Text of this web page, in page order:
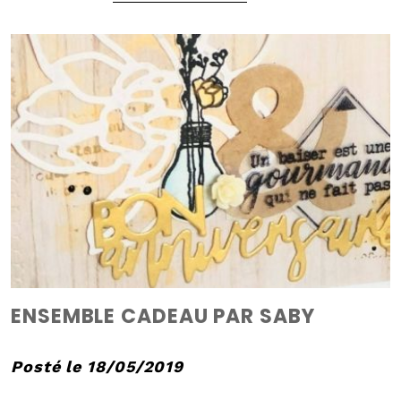
ENSEMBLE CADEAU PAR SABY
Posté le 18/05/2019